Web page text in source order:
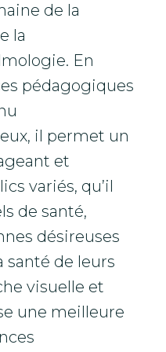
de la
la
En
pédagogiques
il permet un
et
variés, qu’il
de santé,
désireuses
santé de leurs
visuelle et
une meilleure